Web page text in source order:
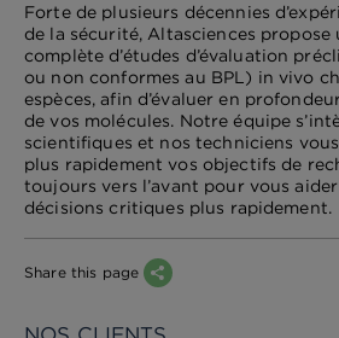
Forte de plusieurs décennies
de la sécurité, Altasciences propose
complète d’études d’évaluation
ou non conformes au BPL) in vivo
espèces, afin d’évaluer en
de vos molécules. Notre équipe
scientifiques et nos techniciens
plus rapidement vos objectifs de
toujours vers l’avant pour vous
décisions critiques plus rapidement.
Share this page